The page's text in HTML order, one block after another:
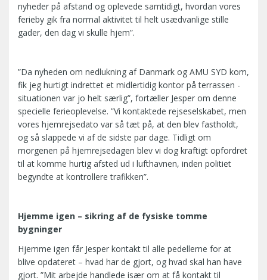
nyheder på afstand og oplevede samtidigt, hvordan vores
ferieby gik fra normal aktivitet til helt usædvanlige stille
gader, den dag vi skulle hjem”.
”Da nyheden om nedlukning af Danmark og AMU SYD kom,
fik jeg hurtigt indrettet et midlertidig kontor på terrassen -
situationen var jo helt særlig”, fortæller Jesper om denne
specielle ferieoplevelse. ”Vi kontaktede rejseselskabet, men
vores hjemrejsedato var så tæt på, at den blev fastholdt,
og så slappede vi af de sidste par dage. Tidligt om
morgenen på hjemrejsedagen blev vi dog kraftigt opfordret
til at komme hurtig afsted ud i lufthavnen, inden politiet
begyndte at kontrollere trafikken”.
Hjemme igen – sikring af de fysiske tomme
bygninger
Hjemme igen får Jesper kontakt til alle pedellerne for at
blive opdateret – hvad har de gjort, og hvad skal han have
gjort. ”Mit arbejde handlede især om at få kontakt til